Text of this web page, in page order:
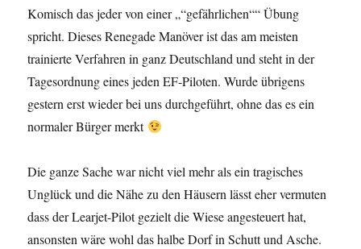
Komisch das jeder von einer „“gefährlichen““ Übung
spricht. Dieses Renegade Manöver ist das am meisten
trainierte Verfahren in ganz Deutschland und steht in der
Tagesordnung eines jeden EF-Piloten. Wurde übrigens
gestern erst wieder bei uns durchgeführt, ohne das es ein
normaler Bürger merkt
Die ganze Sache war nicht viel mehr als ein tragisches
Unglück und die Nähe zu den Häusern lässt eher vermuten
dass der Learjet-Pilot gezielt die Wiese angesteuert hat,
ansonsten wäre wohl das halbe Dorf in Schutt und Asche.